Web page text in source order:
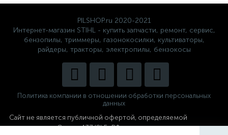
PILSHOP.ru 2020-2021
Интернет-магазин STIHL - купить запчасти, ремонт, сервис,
бензопилы, триммеры, газонокосилки, культиваторы,
райдеры, тракторы, электропилы, бензокосы
Политика компании в отношении обработки персональных
данных
Сайт не является публичной офертой, определяемой
положениями Статьи 437 (2) Гк РФ.